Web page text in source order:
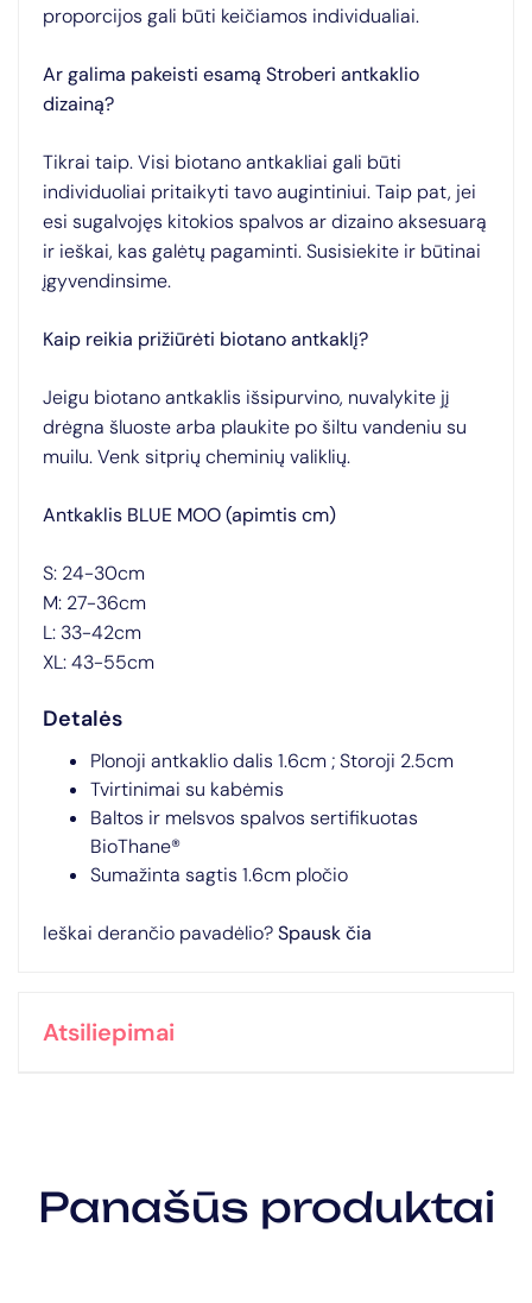
proporcijos gali būti keičiamos individualiai.
Ar galima pakeisti esamą Stroberi antkaklio
dizainą?
Tikrai taip. Visi biotano antkakliai gali būti
individuoliai pritaikyti tavo augintiniui. Taip pat, jei
esi sugalvojęs kitokios spalvos ar dizaino aksesuarą
ir ieškai, kas galėtų pagaminti. Susisiekite ir būtinai
įgyvendinsime.
Kaip reikia prižiūrėti biotano antkaklį?
Jeigu biotano antkaklis išsipurvino, nuvalykite jį
drėgna šluoste arba plaukite po šiltu vandeniu su
muilu. Venk sitprių cheminių valiklių.
Antkaklis BLUE MOO (apimtis cm)
S: 24-30cm
M: 27-36cm
L: 33-42cm
XL: 43-55cm
Detalės
Plonoji antkaklio dalis 1.6cm ; Storoji 2.5cm
Tvirtinimai su kabėmis
Baltos ir melsvos spalvos sertifikuotas
BioThane®
Sumažinta sagtis 1.6cm pločio
Ieškai derančio pavadėlio?Spausk čia
Atsiliepimai
Panašūs produktai